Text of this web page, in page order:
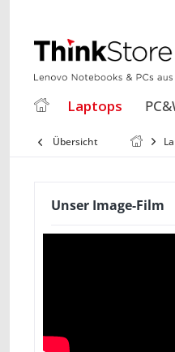
Laptops
Übersicht
Unser Image-Film